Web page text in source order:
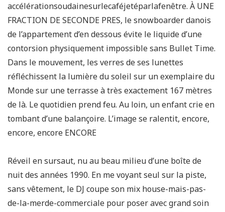
accélérationsoudainesurlecaféjetéparlafenêtre. À UNE
FRACTION DE SECONDE PRES, le snowboarder danois
de l’appartement d’en dessous évite le liquide d’une
contorsion physiquement impossible sans Bullet Time.
Dans le mouvement, les verres de ses lunettes
réfléchissent la lumière du soleil sur un exemplaire du
Monde sur une terrasse à très exactement 167 mètres
de là. Le quotidien prend feu. Au loin, un enfant crie en
tombant d’une balançoire. L’image se ralentit, encore,
encore, encore ENCORE
Réveil en sursaut, nu au beau milieu d’une boîte de
nuit des années 1990. En me voyant seul sur la piste,
sans vêtement, le DJ coupe son mix house-mais-pas-
de-la-merde-commerciale pour poser avec grand soin